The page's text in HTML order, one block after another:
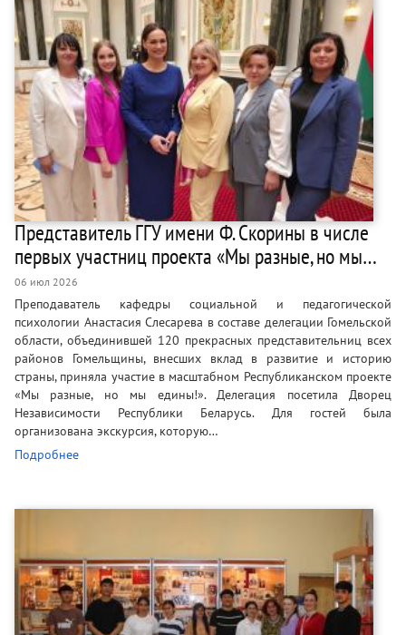
Представитель ГГУ имени Ф. Скорины в числе
первых участниц проекта «Мы разные, но мы…
06 июл 2026
Преподаватель кафедры социальной и педагогической
психологии Анастасия Слесарева в составе делегации Гомельской
области, объединившей 120 прекрасных представительниц всех
районов Гомельщины, внесших вклад в развитие и историю
страны, приняла участие в масштабном Республиканском проекте
«Мы разные, но мы едины!». Делегация посетила Дворец
Независимости Республики Беларусь. Для гостей была
организована экскурсия, которую…
Подробнее